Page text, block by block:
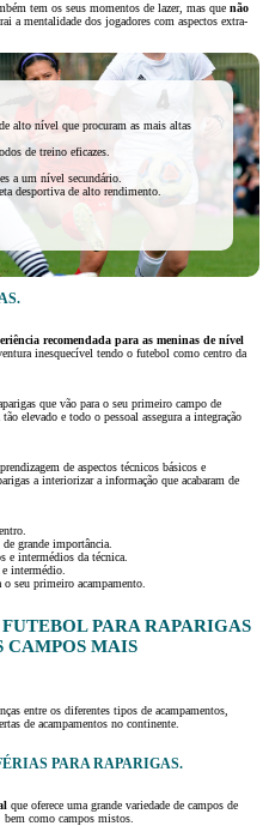
tem os seus momentos de lazer, mas que não
a mentalidade dos jogadores com aspectos extra-
alto nível que procuram as mais altas
de treino eficazes.
a um nível secundário.
desportiva de alto rendimento.
recomendada para as meninas de nível
inesquecível tendo o futebol como centro da
que vão para o seu primeiro campo de
elevado e todo o pessoal assegura a integração
de aspectos técnicos básicos e
a interiorizar a informação que acabaram de
grande importância.
e intermédios da técnica.
intermédio.
o seu primeiro acampamento.
PARA RAPARIGAS
CAMPOS MAIS
entre os diferentes tipos de acampamentos,
de acampamentos no continente.
PARA RAPARIGAS.
que oferece uma grande variedade de campos de
como campos mistos.